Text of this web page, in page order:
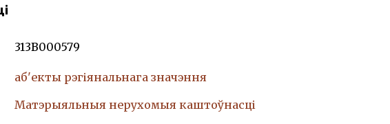
313В000579
аб'екты рэгіянальнага значэння
Матэрыяльныя нерухомыя каштоўнасці